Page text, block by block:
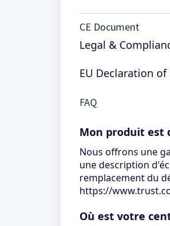
CE Document
Legal &
EU Declaration
FAQ
Mon produit est
Nous offrons une
une description
remplacement du
https://
Où est votre